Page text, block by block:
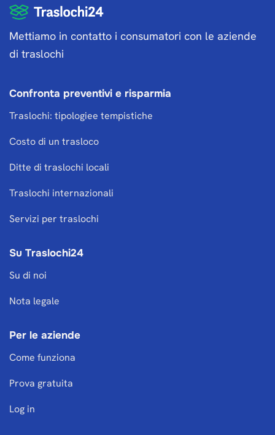
Mettiamo in contatto i consumatori con le aziende
di traslochi
Confronta preventivi e risparmia
Traslochi: tipologiee tempistiche
Costo di un trasloco
Ditte di traslochi locali
Traslochi internazionali
Servizi per traslochi
Su Traslochi24
Su di noi
Nota legale
Per le aziende
Come funziona
Prova gratuita
Log in